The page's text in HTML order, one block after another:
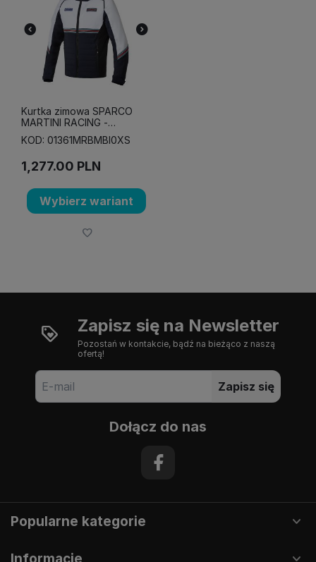
Kurtka zimowa SPARCO
MARTINI RACING -
granatowo-biała
KOD: 01361MRBMBI0XS
1,277.00 PLN
Wybierz wariant
Zapisz się na Newsletter
Pozostań w kontakcie, bądź na bieżąco z naszą
ofertą!
Zapisz się
Dołącz do nas
Popularne kategorie